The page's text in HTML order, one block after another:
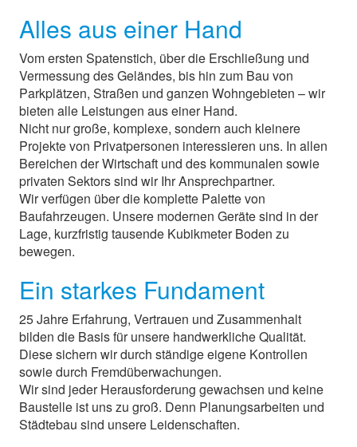
Alles aus einer Hand
Vom ersten Spatenstich, über die Erschließung und
Vermessung des Geländes, bis hin zum Bau von
Parkplätzen, Straßen und ganzen Wohngebieten – wir
bieten alle Leistungen aus einer Hand.
Nicht nur große, komplexe, sondern auch kleinere
Projekte von Privatpersonen interessieren uns. In allen
Bereichen der Wirtschaft und des kommunalen sowie
privaten Sektors sind wir Ihr Ansprechpartner.
Wir verfügen über die komplette Palette von
Baufahrzeugen. Unsere modernen Geräte sind in der
Lage, kurzfristig tausende Kubikmeter Boden zu
bewegen.
Ein starkes Fundament
25 Jahre Erfahrung, Vertrauen und Zusammenhalt
bilden die Basis für unsere handwerkliche Qualität.
Diese sichern wir durch ständige eigene Kontrollen
sowie durch Fremdüberwachungen.
Wir sind jeder Herausforderung gewachsen und keine
Baustelle ist uns zu groß. Denn Planungsarbeiten und
Städtebau sind unsere Leidenschaften.